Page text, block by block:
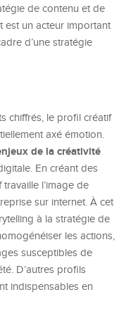
de contenu et de
est un acteur important
d’une stratégie
chiffrés, le profil créatif
axé émotion.
de la créativité
En créant des
l’image de
sur internet. À cet
à la stratégie de
les actions,
susceptibles de
D’autres profils
indispensables en